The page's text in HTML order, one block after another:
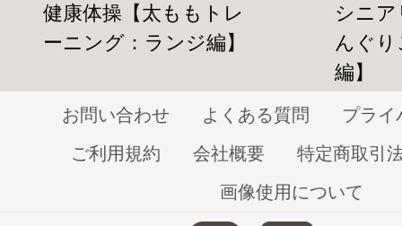
健康体操【太ももトレ
ーニング：ランジ編】
シニ
んぐ
編】
お問い合わせ よくある質問
プライ
ご利用規約
会社概要
特定商取引
画像使用について